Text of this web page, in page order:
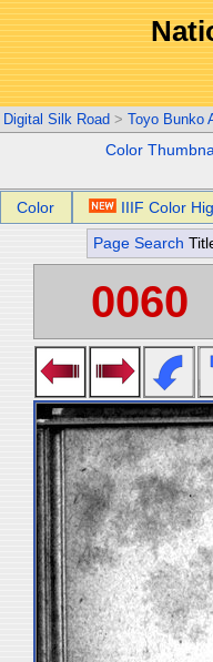
Digital Silk Road > Toyo Bunko
Color
Color IIIF Color
Page Search
0060